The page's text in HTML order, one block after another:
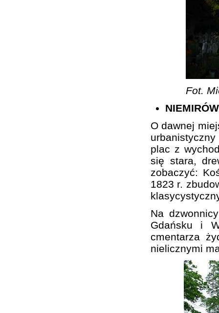
Fot.
NIEMIRÓW
O dawnej
plac z
się stara,
zobaczyć:
1823 r.
Na
Gdańsku i
cmentarza
nielicznymi